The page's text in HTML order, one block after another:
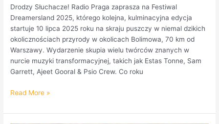
Drodzy Słuchacze! Radio Praga zaprasza na Festiwal
Dreamersland 2025, którego kolejna, kulminacyjna edycja
startuje 10 lipca 2025 roku na skraju puszczy w niemal dzikich
okolicznościach przyrody w okolicach Bolimowa, 70 km od
Warszawy. Wydarzenie skupia wielu twórców znanych w
nurcie muzyki transformacyjnej, takich jak Estas Tonne, Sam
Garrett, Ajeet Gooral & Psio Crew. Co roku
Read More »